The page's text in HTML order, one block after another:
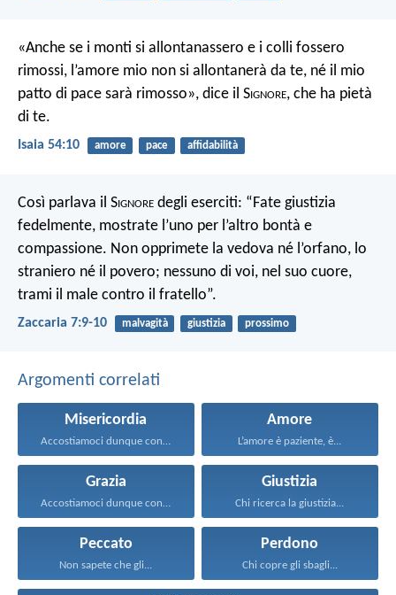
«Anche se i monti si allontanassero e i colli fossero
rimossi, l’amore mio non si allontanerà da te, né il mio
patto di pace sarà rimosso», dice il Signore, che ha pietà
di te.
Isaia 54:10 amore pace affidabilità
Così parlava il Signore degli eserciti: “Fate giustizia
fedelmente, mostrate l’uno per l’altro bontà e
compassione. Non opprimete la vedova né l’orfano, lo
straniero né il povero; nessuno di voi, nel suo cuore,
trami il male contro il fratello”.
Zaccaria 7:9-10 malvagità giustizia prossimo
Argomenti correlati
Misericordia
Accostiamoci dunque con piena...
Amore
L’amore è paziente, è...
Grazia
Accostiamoci dunque con piena...
Giustizia
Chi ricerca la giustizia...
Peccato
Non sapete che gli...
Perdono
Chi copre gli sbagli...